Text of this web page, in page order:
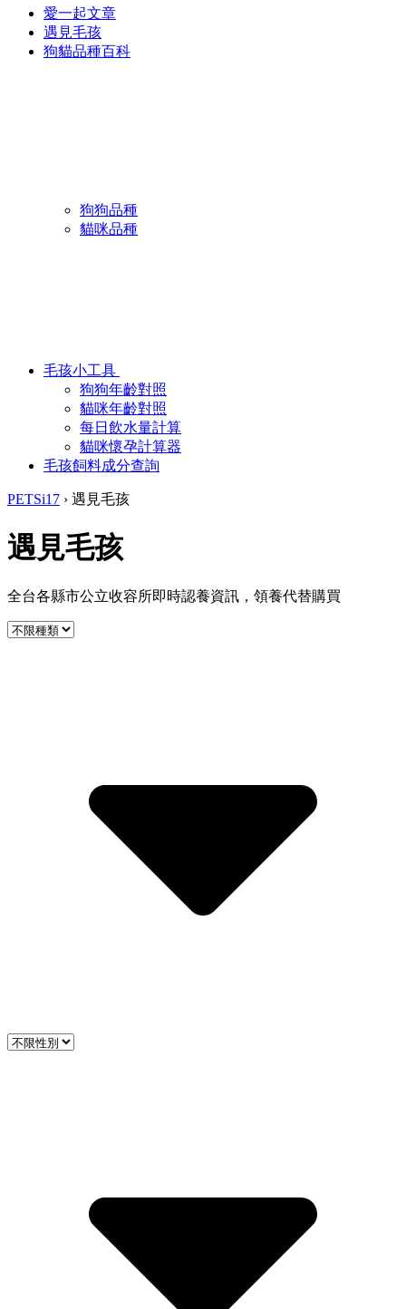
愛一起文章
遇見毛孩
狗貓品種百科
狗狗品種
貓咪品種
毛孩小工具
狗狗年齡對照
貓咪年齡對照
每日飲水量計算
貓咪懷孕計算器
毛孩飼料成分查詢
PETSi17 › 遇見毛孩
遇見毛孩
全台各縣市公立收容所即時認養資訊，領養代替購買